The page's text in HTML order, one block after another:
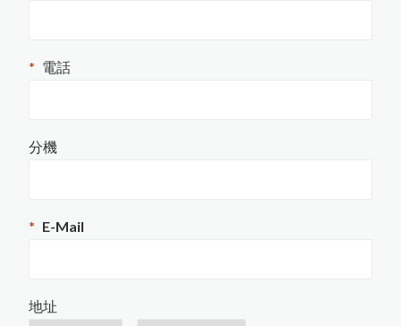
PosiTest HHD C高壓針孔測試儀
Novo-
Curve 4
小
物(
曲
面)
光
澤
度
日
本KETT L-200J
系
列
膜
厚
計
停
產
通
PosiTest CMM混凝土水分計
PosiTest AT-M拉拔測試儀更換
全新螢幕
電話
分機
E-Mail
地址